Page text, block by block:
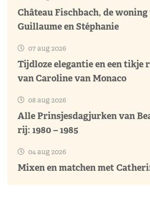
Château Fischbach, de woning
Guillaume en Stéphanie
07 aug 2026
Tijdloze elegantie en een tikje
van Caroline van Monaco
08 aug 2026
Alle Prinsjesdagjurken van
rij: 1980 – 1985
04 aug 2026
Mixen en matchen met